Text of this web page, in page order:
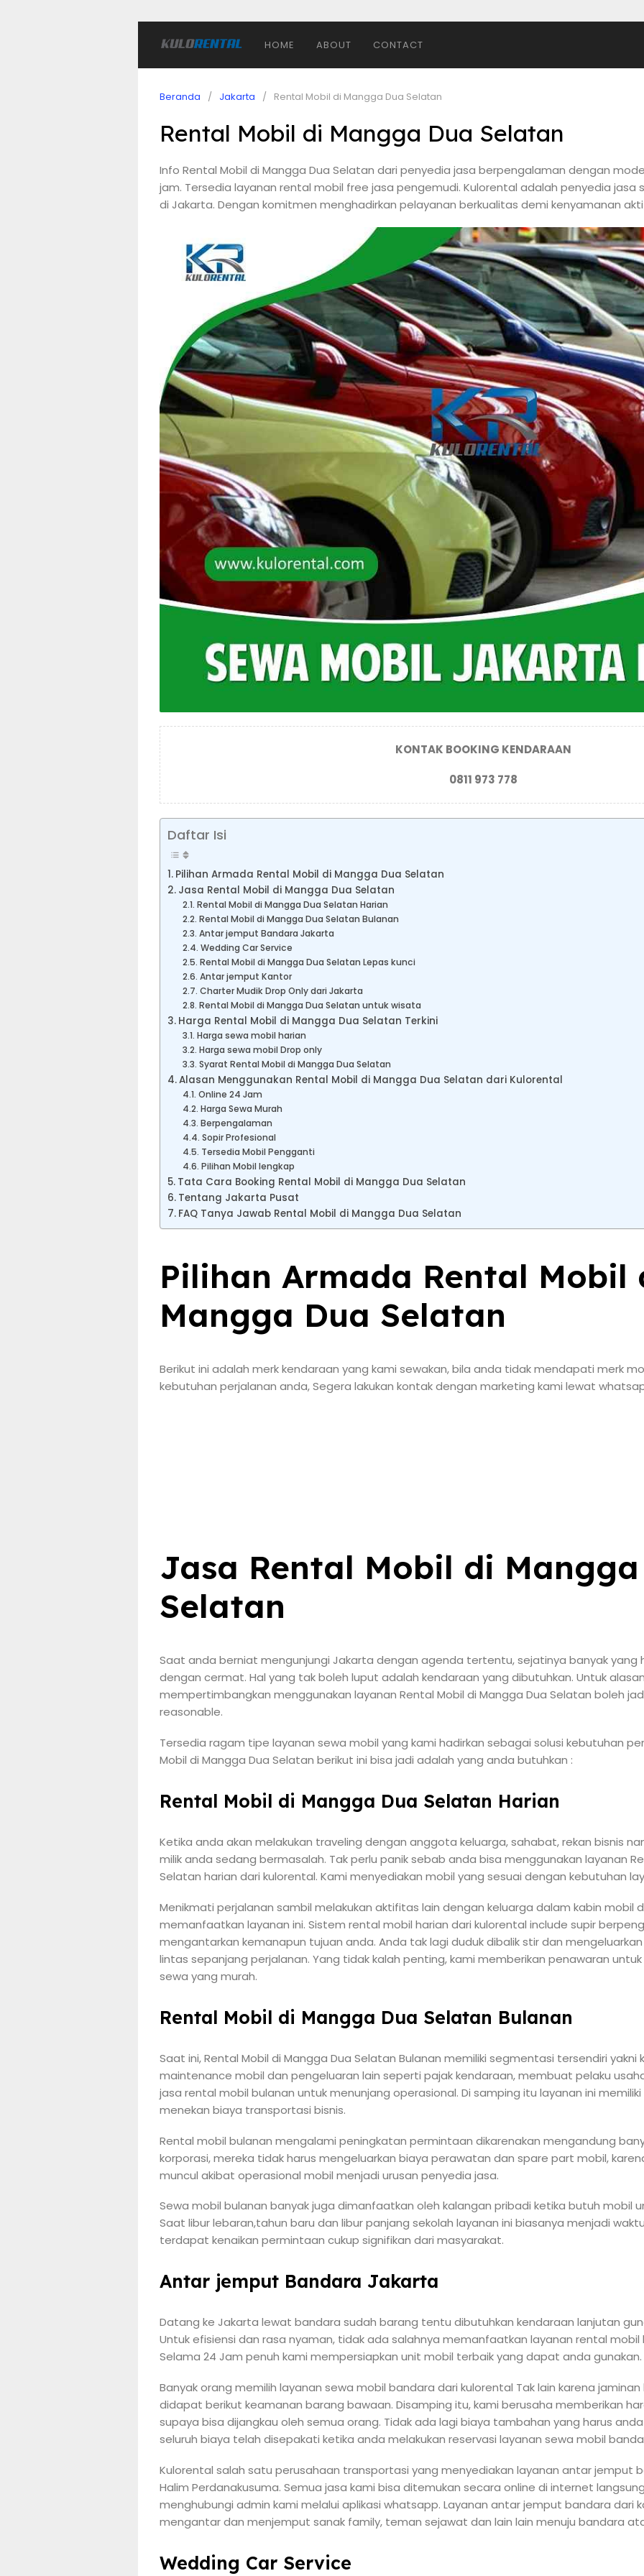
HOME ABOUT CONTACT
Beranda Jakarta Rental Mobil di Mangga Dua Selatan
Rental Mobil di Mangga Dua Selatan
Info Rental Mobil di Mangga Dua Selatan dari penyedia jasa berpengalaman dengan
jam. Tersedia layanan rental mobil free jasa pengemudi. Kulorental adalah penyedia jasa
di Jakarta. Dengan komitmen menghadirkan pelayanan berkualitas demi kenyamanan
KONTAK BOOKING KENDARAAN
0811 973 778
Daftar Isi
Pilihan Armada Rental Mobil di Mangga Dua Selatan
Jasa Rental Mobil di Mangga Dua Selatan
Rental Mobil di Mangga Dua Selatan Harian
Rental Mobil di Mangga Dua Selatan Bulanan
Antar jemput Bandara Jakarta
Wedding Car Service
Rental Mobil di Mangga Dua Selatan Lepas kunci
Antar jemput Kantor
Charter Mudik Drop Only dari Jakarta
Rental Mobil di Mangga Dua Selatan untuk wisata
Harga Rental Mobil di Mangga Dua Selatan Terkini
Harga sewa mobil harian
Harga sewa mobil Drop only
Syarat Rental Mobil di Mangga Dua Selatan
Alasan Menggunakan Rental Mobil di Mangga Dua Selatan dari Kulorental
Online 24 Jam
Harga Sewa Murah
Berpengalaman
Sopir Profesional
Tersedia Mobil Pengganti
Pilihan Mobil lengkap
Tata Cara Booking Rental Mobil di Mangga Dua Selatan
Tentang Jakarta Pusat
FAQ Tanya Jawab Rental Mobil di Mangga Dua Selatan
Pilihan Armada Rental Mobil
Mangga Dua Selatan
Berikut ini adalah merk kendaraan yang kami sewakan, bila anda tidak mendapati merk
kebutuhan perjalanan anda, Segera lakukan kontak dengan marketing kami lewat
Jasa Rental Mobil di
Selatan
Saat anda berniat mengunjungi Jakarta dengan agenda tertentu, sejatinya banyak yang
dengan cermat. Hal yang tak boleh luput adalah kendaraan yang dibutuhkan. Untuk
mempertimbangkan menggunakan layanan Rental Mobil di Mangga Dua Selatan boleh
reasonable.
Tersedia ragam tipe layanan sewa mobil yang kami hadirkan sebagai solusi kebutuhan
Mobil di Mangga Dua Selatan berikut ini bisa jadi adalah yang anda butuhkan :
Rental Mobil di Mangga Dua Selatan Harian
Ketika anda akan melakukan traveling dengan anggota keluarga, sahabat, rekan bisnis
milik anda sedang bermasalah. Tak perlu panik sebab anda bisa menggunakan layanan
Selatan harian dari kulorental. Kami menyediakan mobil yang sesuai dengan kebutuhan
Menikmati perjalanan sambil melakukan aktifitas lain dengan keluarga dalam kabin mobil
memanfaatkan layanan ini. Sistem rental mobil harian dari kulorental include supir
mengantarkan kemanapun tujuan anda. Anda tak lagi duduk dibalik stir dan
lintas sepanjang perjalanan. Yang tidak kalah penting, kami memberikan penawaran
sewa yang murah.
Rental Mobil di Mangga Dua Selatan Bulanan
Saat ini, Rental Mobil di Mangga Dua Selatan Bulanan memiliki segmentasi tersendiri yakni
maintenance mobil dan pengeluaran lain seperti pajak kendaraan, membuat pelaku
jasa rental mobil bulanan untuk menunjang operasional. Di samping itu layanan ini
menekan biaya transportasi bisnis.
Rental mobil bulanan mengalami peningkatan permintaan dikarenakan mengandung
korporasi, mereka tidak harus mengeluarkan biaya perawatan dan spare part mobil,
muncul akibat operasional mobil menjadi urusan penyedia jasa.
Sewa mobil bulanan banyak juga dimanfaatkan oleh kalangan pribadi ketika butuh mobil
Saat libur lebaran,tahun baru dan libur panjang sekolah layanan ini biasanya menjadi
terdapat kenaikan permintaan cukup signifikan dari masyarakat.
Antar jemput Bandara Jakarta
Datang ke Jakarta lewat bandara sudah barang tentu dibutuhkan kendaraan lanjutan
Untuk efisiensi dan rasa nyaman, tidak ada salahnya memanfaatkan layanan rental mobil
Selama 24 Jam penuh kami mempersiapkan unit mobil terbaik yang dapat anda gunakan.
Banyak orang memilih layanan sewa mobil bandara dari kulorental Tak lain karena
didapat berikut keamanan barang bawaan. Disamping itu, kami berusaha memberikan
supaya bisa dijangkau oleh semua orang. Tidak ada lagi biaya tambahan yang harus
seluruh biaya telah disepakati ketika anda melakukan reservasi layanan sewa mobil
Kulorental salah satu perusahaan transportasi yang menyediakan layanan antar jemput
Halim Perdanakusuma. Semua jasa kami bisa ditemukan secara online di internet
menghubungi admin kami melalui aplikasi whatsapp. Layanan antar jemput bandara dari
mengantar dan menjemput sanak family, teman sejawat dan lain lain menuju bandara
Wedding Car Service